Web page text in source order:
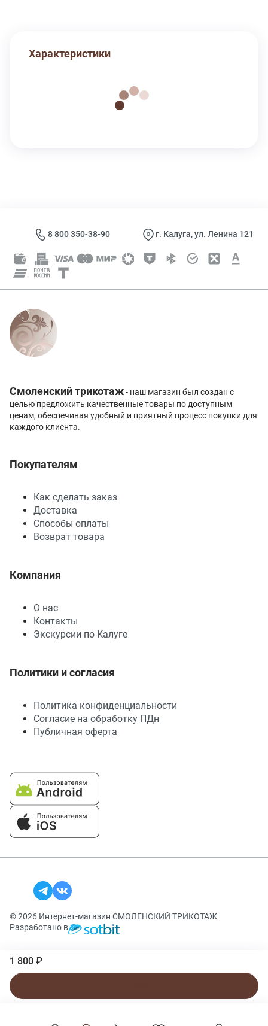
1 800 ₽
Характеристики
8 800 350-38-90 г. Калуга, ул. Ленина 121
Смоленский трикотаж- наш магазин был создан с
целью предложить качественные товары по доступным
ценам, обеспечивая удобный и приятный процесс покупки для
каждого клиента.
Покупателям
Как сделать заказ
Доставка
Способы оплаты
Возврат товара
Компания
О нас
Контакты
Экскурсии по Калуге
Политики и согласия
Политика конфиденциальности
Согласие на обработку ПДн
Публичная оферта
© 2026 Интернет-магазин СМОЛЕНСКИЙ ТРИКОТАЖ
Разработано в